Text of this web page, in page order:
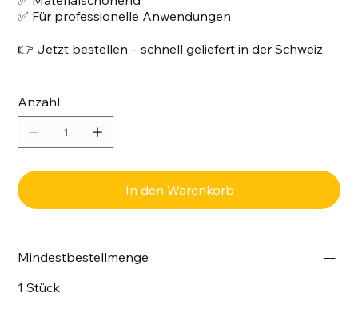
✅ Für professionelle Anwendungen
👉 Jetzt bestellen – schnell geliefert in der Schweiz.
Anzahl
In den Warenkorb
Mindestbestellmenge
1 Stück